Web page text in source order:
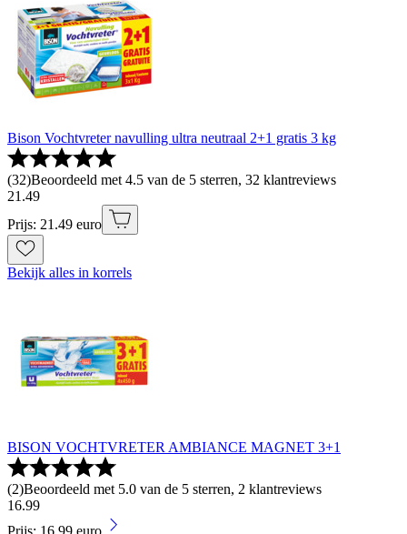
Bison Vochtvreter navulling ultra neutraal 2+1 gratis 3 kg
(32)Beoordeeld met 4.5 van de 5 sterren, 32 klantreviews
21 .49
Prijs: 21.49 euro
Bekijk alles in korrels
BISON VOCHTVRETER AMBIANCE MAGNET 3+1
(2)Beoordeeld met 5.0 van de 5 sterren, 2 klantreviews
16.99